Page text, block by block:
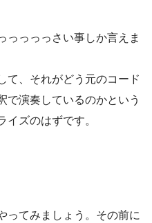
っっっっさい事しか言えま
て、それがどう元のコード
で演奏しているのかという
イズのはずです。
ってみましょう。その前に